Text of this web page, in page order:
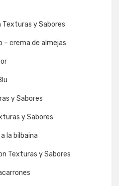
Texturas y Sabores
– crema de almejas
y Sabores
y Sabores
la bilbaina
Texturas y Sabores